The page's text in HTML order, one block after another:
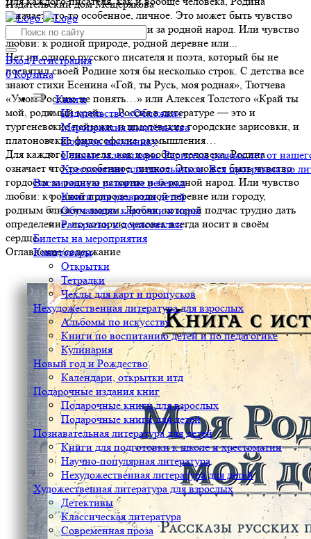
Издательский дом Мещерякова
Вход/Регистрация
0 Корзина
Книги
Издательство «Обложка»
Мероприятия издательства
Подарок школьнику
Ценные экземпляры. Раритеты разных лет от
Хрестоматии для школьников. Вся программа по
Воспитание и развитие ребенка
Книги для развития детей
Обучающие карточки и игры
Раскраски и дорисовалки
Билеты на мероприятия
Канцтовары
Открытки
Тетрадки
Чехлы для карт и пропусков
Нехудожественная литература для взрослых
Альбомы по искусству
Книги по воспитанию детей и по педагогике
Кулинария
Новый год и Рождество
Календари, открытки итд
Подарочные издания книг
Подарочные книги для взрослых
Подарочные книги для детей
Познавательная литература для детей
Книги для подготовки к школе и хрестоматии
Научно-популярная литература
Нехудожественная литература для детей
Художественная литература для взрослых
Детективы
Классическая литература
Современная проза
означает что-то особенное, личное. Это может быть чувство
гордости за родную историю и за родной народ. Или чувство
любви: к родной природе, родной деревне или...
Нет ни одного русского писателя и поэта, который бы не
посвятил своей Родине хотя бы несколько строк. С детства все
знают стихи Есенина «Гой, ты Русь, моя родная», Тютчева
«Умом Россию не понять…» или Алексея Толстого «Край ты
мой, родимый край»… Россия в литературе — это и
тургеневские пейзажи, и шмелёвские городские зарисовки, и
платоновские философские размышления…
Для каждого писателя, как и вообще человека, Родина
означает что-то особенное, личное. Это может быть чувство
гордости за родную историю и за родной народ. Или чувство
любви: к родной природе, родной деревне или городу,
родным близким людям. Любви, которой подчас трудно дать
определение, но которую человек всегда носит в своём
сердце.
Оглавление/содержание